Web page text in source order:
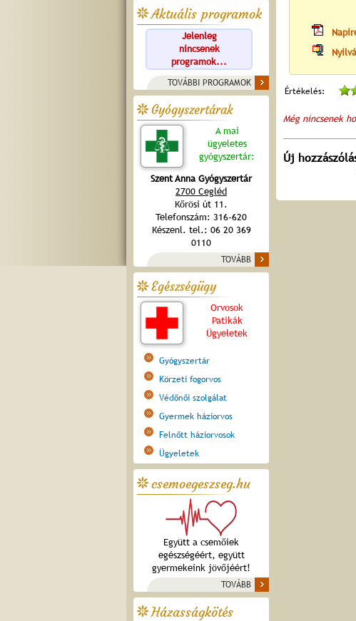
Aktuális programok
Jelenleg
nincsenek
programok...
TOVÁBBI PROGRAMOK
Gyógyszertárak
A mai
ügyeletes
gyógyszertár:
Szent Anna Gyógyszertár
2700 Cegléd
Kőrösi út 11.
Telefonszám: 316-620
Készenl. tel.: 06 20 369
0110
TOVÁBB
Egészségügy
Orvosok
Patikák
Ügyeletek
Gyógyszertár
Körzeti fogorvos
Védőnői szolgálat
Gyermek háziorvos
Felnőtt háziorvosok
Ügyeletek
csemoegeszseg.hu
Együtt a csemőiek
egészségéért, együtt
gyermekeink jövőjéért!
TOVÁBB
Házasságkötés
Értékelés:
Még nincsenek
Új